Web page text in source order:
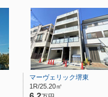
マーヴェリック堺東
1R/25.20㎡